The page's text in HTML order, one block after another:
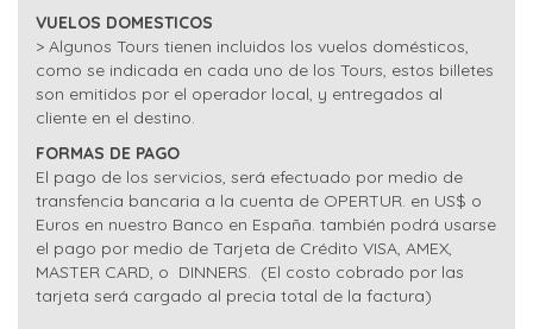
VUELOS DOMESTICOS
> Algunos Tours tienen incluidos los vuelos domésticos,
como se indicada en cada uno de los Tours, estos billetes
son emitidos por el operador local, y entregados al
cliente en el destino.
FORMAS DE PAGO
El pago de los servicios, será efectuado por medio de
transfencia bancaria a la cuenta de OPERTUR. en US$ o
Euros en nuestro Banco en España. también podrá usarse
el pago por medio de Tarjeta de Crédito VISA, AMEX,
MASTER CARD, o DINNERS. (El costo cobrado por las
tarjeta será cargado al precia total de la factura)